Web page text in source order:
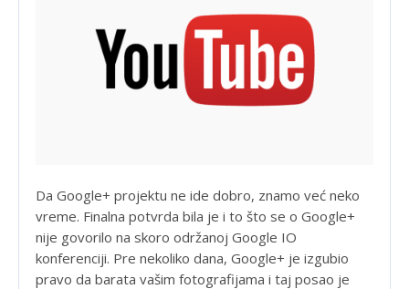
Da Google+ projektu ne ide dobro, znamo već neko
vreme. Finalna potvrda bila je i to što se o Google+
nije govorilo na skoro održanoj Google IO
konferenciji. Pre nekoliko dana, Google+ je izgubio
pravo da barata vašim fotografijama i taj posao je